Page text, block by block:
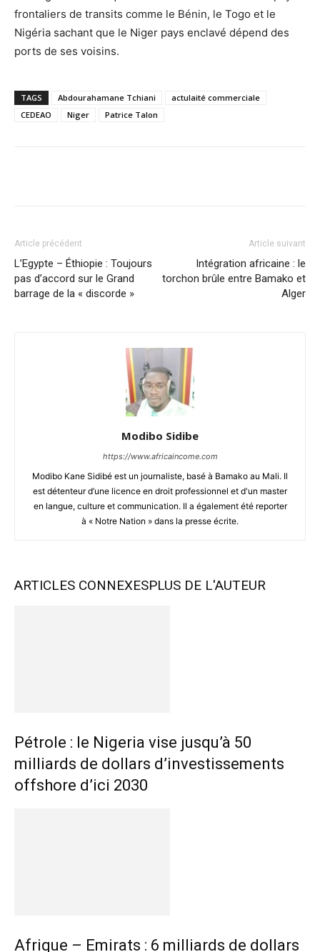
frontaliers de transits comme le Bénin, le Togo et le
Nigéria sachant que le Niger pays enclavé dépend des
ports de ses voisins.
TAGS Abdourahamane Tchiani
actulaité commerciale
CEDEAO
Niger Patrice Talon
Article précédent
L’Egypte – Éthiopie : Toujours
pas d’accord sur le Grand
barrage de la « discorde »
Article suivant
Intégration africaine : le
torchon brûle entre Bamako et
Alger
Modibo Sidibe
https://www.africaincome.com
Modibo Kane Sidibé est un journaliste, basé à Bamako au Mali. Il
est détenteur d’une licence en droit professionnel et d'un master
en langue, culture et communication. Il a également été reporter
à « Notre Nation » dans la presse écrite.
ARTICLES CONNEXESPLUS DE L'AUTEUR
Pétrole : le Nigeria vise jusqu’à 50
milliards de dollars d’investissements
offshore d’ici 2030
Afrique – Emirats : 6 milliards de dollars